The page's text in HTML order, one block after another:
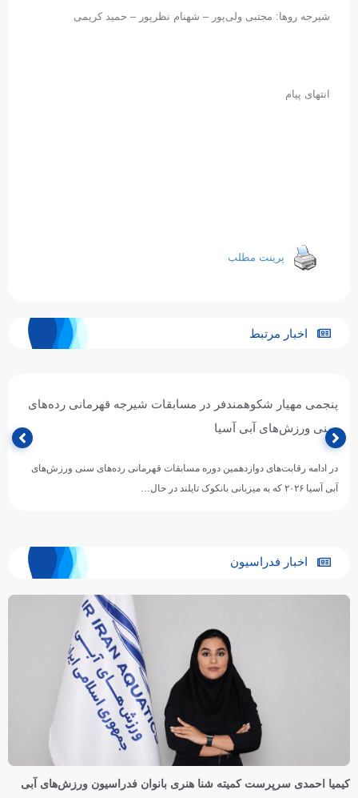
شیرجه روها: مجتبی ولی‌پور – شهنام نظرپور – حمید کریمی
انتهای پیام
پرینت مطلب
اخبار مرتبط
پنجمی مهیار شکوهمندفر در مسابقات شیرجه قهرمانی رده‌های
سنی ورزش‌های آبی آسیا
در ادامه رقابت‌های دوازدهمین دوره مسابقات قهرمانی رده‌های سنی ورزش‌های
آبی آسیا ۲۰۲۶ که به میزبانی بانکوک تایلند در حال…
اخبار فدراسیون
کیمیا احمدی سرپرست کمیته شنا هنری بانوان فدراسیون ورزش‌های آبی